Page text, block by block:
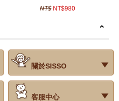
NT$ NT$980
next
關於SISSO
‧公司簡介
‧品牌故事
‧會員辨法
‧最新消息
‧門市據點
‧公益捐款
客服中心